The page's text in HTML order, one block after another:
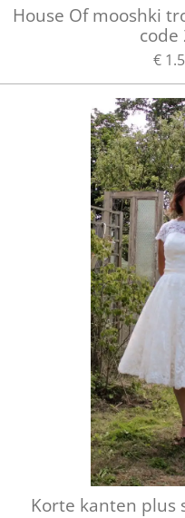
House Of mooshki
code
€
Korte kanten plus